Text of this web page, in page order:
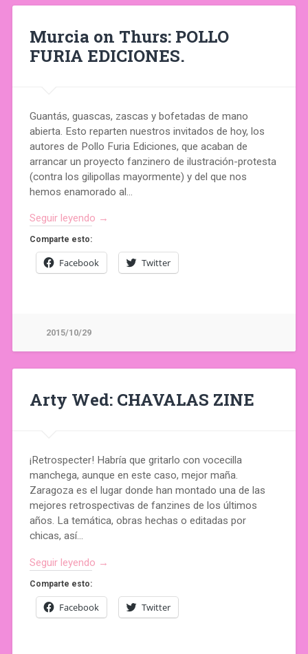
Murcia on Thurs: POLLO
FURIA EDICIONES.
Guantás, guascas, zascas y bofetadas de mano
abierta. Esto reparten nuestros invitados de hoy, los
autores de Pollo Furia Ediciones, que acaban de
arrancar un proyecto fanzinero de ilustración-protesta
(contra los gilipollas mayormente) y del que nos
hemos enamorado al…
Seguir leyendo →
Comparte esto:
Facebook Twitter
2015/10/29
Arty Wed: CHAVALAS ZINE
¡Retrospecter! Habría que gritarlo con vocecilla
manchega, aunque en este caso, mejor maña.
Zaragoza es el lugar donde han montado una de las
mejores retrospectivas de fanzines de los últimos
años. La temática, obras hechas o editadas por
chicas, así…
Seguir leyendo →
Comparte esto:
Facebook Twitter